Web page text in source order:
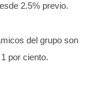
2.5% previo.
del grupo son
por ciento.